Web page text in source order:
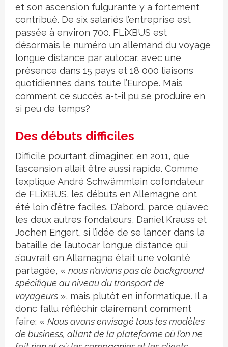
et son ascension fulgurante y a fortement
contribué. De six salariés l’entreprise est
passée à environ 700. FLiXBUS est
désormais le numéro un allemand du voyage
longue distance par autocar, avec une
présence dans 15 pays et 18 000 liaisons
quotidiennes dans toute l’Europe. Mais
comment ce succès a-t-il pu se produire en
si peu de temps?
Des débuts difficiles
Difficile pourtant d’imaginer, en 2011, que
l’ascension allait être aussi rapide. Comme
l’explique André Schwämmlein cofondateur
de FLiXBUS, les débuts en Allemagne ont
été loin d’être faciles. D’abord, parce qu’avec
les deux autres fondateurs, Daniel Krauss et
Jochen Engert, si l’idée de se lancer dans la
bataille de l’autocar longue distance qui
s’ouvrait en Allemagne était une volonté
partagée, « nous n’avions pas de background
spécifique au niveau du transport de
voyageurs », mais plutôt en informatique. Il a
donc fallu réfléchir clairement comment
faire: « Nous avons envisagé tous les modèles
de business, allant de la plateforme où l’on ne